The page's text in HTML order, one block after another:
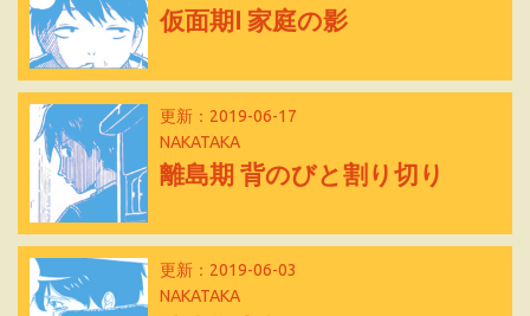
仮面期Ⅰ 家庭の影
更新：2019-06-17
NAKATAKA
離島期 背のびと割り切り
更新：2019-06-03
NAKATAKA